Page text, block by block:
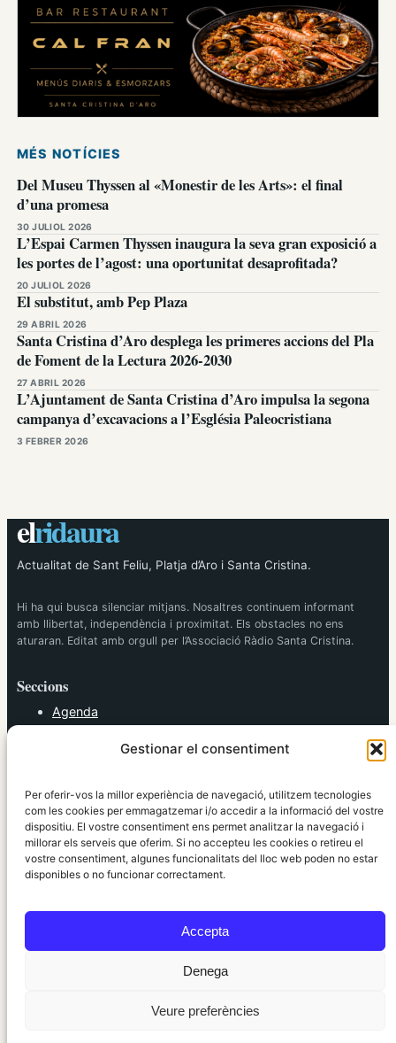
Gestionar el consentiment
Per oferir-vos la millor experiència de navegació, utilitzem tecnologies
com les cookies per emmagatzemar i/o accedir a la informació del vostre
dispositiu. El vostre consentiment ens permet analitzar la navegació i
millorar els serveis que oferim. Si no accepteu les cookies o retireu el
vostre consentiment, algunes funcionalitats del lloc web poden no estar
disponibles o no funcionar correctament.
Accepta
Denega
Veure preferències
MÉS NOTÍCIES
Del Museu Thyssen al «Monestir de les Arts»: el final
d’una promesa
30 JULIOL 2026
L’Espai Carmen Thyssen inaugura la seva gran exposició a
les portes de l’agost: una oportunitat desaprofitada?
20 JULIOL 2026
El substitut, amb Pep Plaza
29 ABRIL 2026
Santa Cristina d’Aro desplega les primeres accions del Pla
de Foment de la Lectura 2026-2030
27 ABRIL 2026
L’Ajuntament de Santa Cristina d’Aro impulsa la segona
campanya d’excavacions a l’Església Paleocristiana
3 FEBRER 2026
elridaura
Actualitat de Sant Feliu, Platja d’Aro i Santa Cristina.
Hi ha qui busca silenciar mitjans. Nosaltres continuem informant
amb llibertat, independència i proximitat. Els obstacles no ens
aturaran. Editat amb orgull per l’Associació Ràdio Santa Cristina.
Seccions
Agenda
Política
Societat
Tendències
elRidaura.com